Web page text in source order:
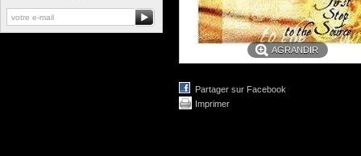
AGRANDIR
Partager sur Facebook
Imprimer